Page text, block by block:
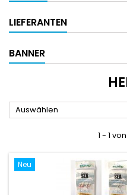
LIEFERANTEN
BANNER
Auswählen
1 - 1
Neu